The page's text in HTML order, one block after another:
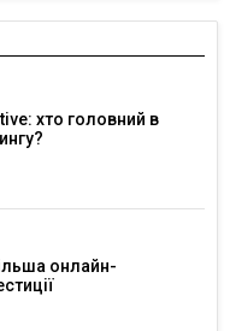
хто головний в
онлайн-